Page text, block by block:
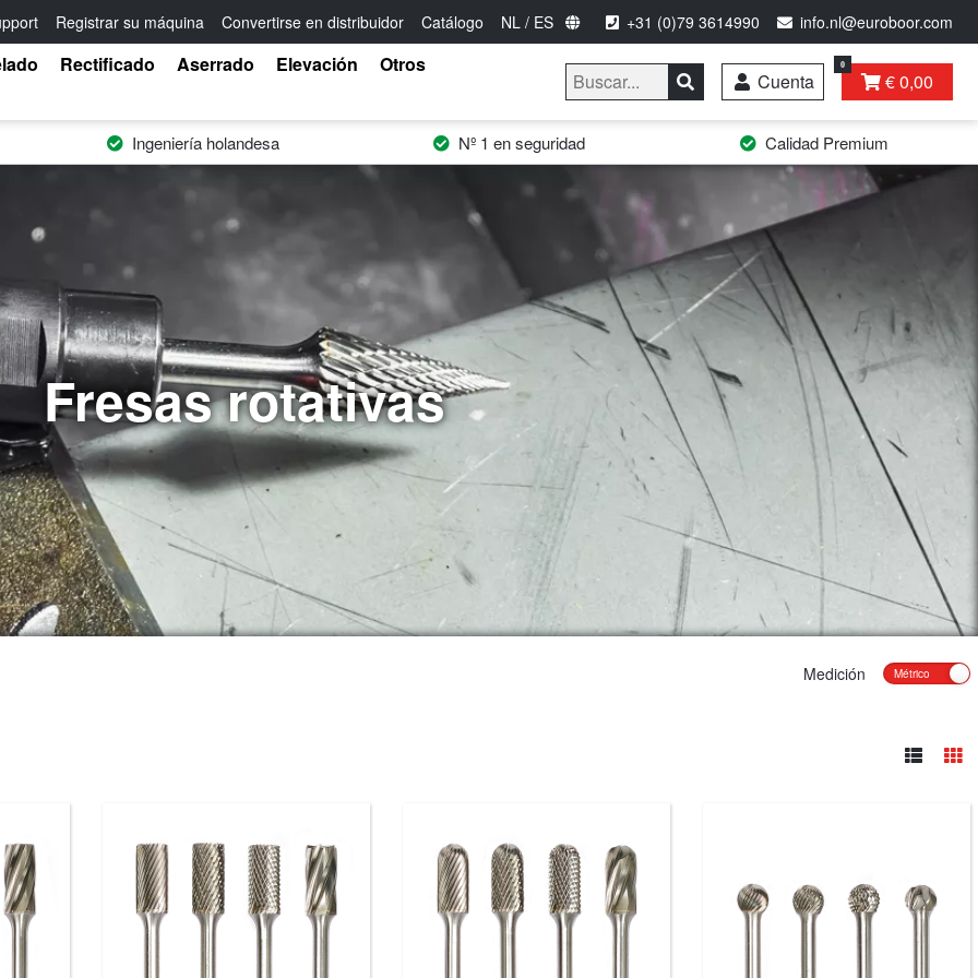
Registrar su máquina Convertirse en distribuidor Catálogo NL / ES +31 (0)79 3614990 info.nl@euroboor.com
Rectificado Aserrado Elevación
Otros
Cuenta
0
€ 0,00
Ingeniería holandesa Nº 1 en seguridad Calidad Premium
Fresas rotativas
Medición